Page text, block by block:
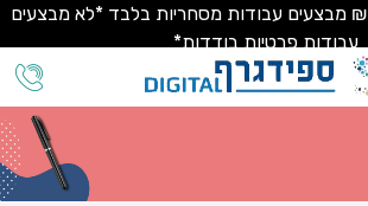
מינימום הזמנה 200 ₪ מבצעים עבודות מסחריות בלבד *לא מבצעים
עבודות פרטיות בודדות*